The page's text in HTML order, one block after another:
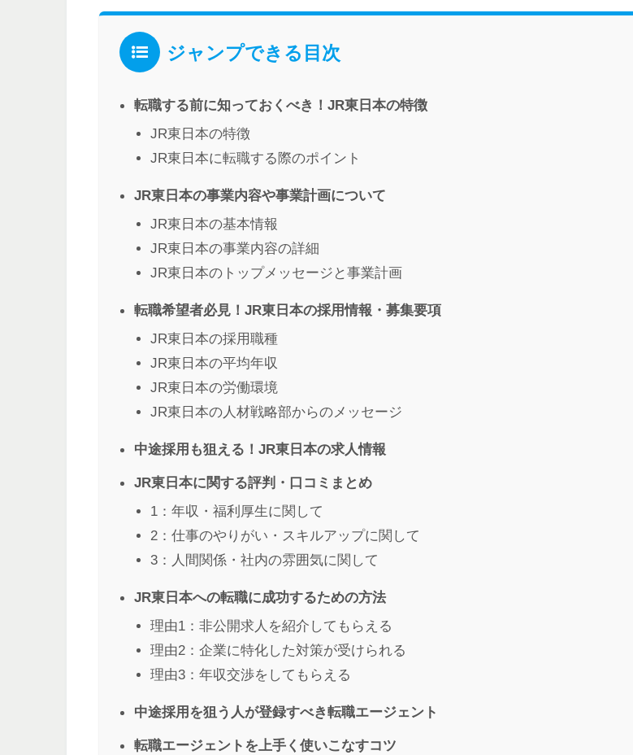
ジャンプできる目次
転職する前に知っておくべき！JR東日本の特徴
JR東日本の特徴
JR東日本に転職する際のポイント
JR東日本の事業内容や事業計画について
JR東日本の基本情報
JR東日本の事業内容の詳細
JR東日本のトップメッセージと事業計画
転職希望者必見！JR東日本の採用情報・募集要項
JR東日本の採用職種
JR東日本の平均年収
JR東日本の労働環境
JR東日本の人材戦略部からのメッセージ
中途採用も狙える！JR東日本の求人情報
JR東日本に関する評判・口コミまとめ
1：年収・福利厚生に関して
2：仕事のやりがい・スキルアップに関して
3：人間関係・社内の雰囲気に関して
JR東日本への転職に成功するための方法
理由1：非公開求人を紹介してもらえる
理由2：企業に特化した対策が受けられる
理由3：年収交渉をしてもらえる
中途採用を狙う人が登録すべき転職エージェント
転職エージェントを上手く使いこなすコツ